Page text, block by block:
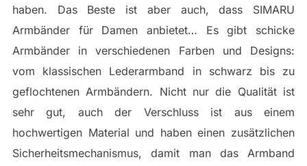
haben. Das Beste ist aber auch, dass SIMARU
Armbänder für Damen anbietet… Es gibt schicke
Armbänder in verschiedenen Farben und Designs:
vom klassischen Lederarmband in schwarz bis zu
geflochtenen Armbändern. Nicht nur die Qualität ist
sehr gut, auch der Verschluss ist aus einem
hochwertigen Material und haben einen zusätzlichen
Sicherheitsmechanismus, damit man das Armband